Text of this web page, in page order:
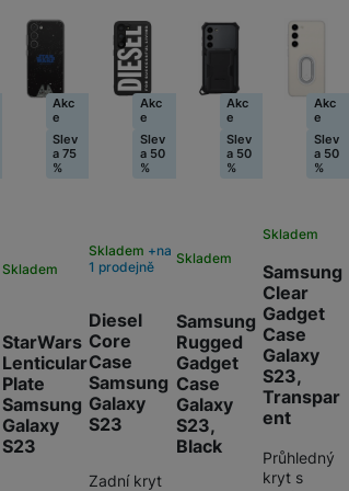
StarWars
Lenticular
Plate
Samsung
Galaxy
S23
Skladem
Akc
e
Slev
a 75
%
Diesel
Core
Case
Samsung
Galaxy
S23
Skladem
na
1 prodejně
Akc
e
Slev
a 50
%
Zadní kryt
Samsung
Rugged
Gadget
Case
Galaxy
S23,
Black
Skladem
Akc
e
Slev
a 50
%
Samsung
Clear
Gadget
Case
Galaxy
S23,
Transpar
ent
Skladem
Akc
e
Slev
a 50
%
Průhledný
kryt s